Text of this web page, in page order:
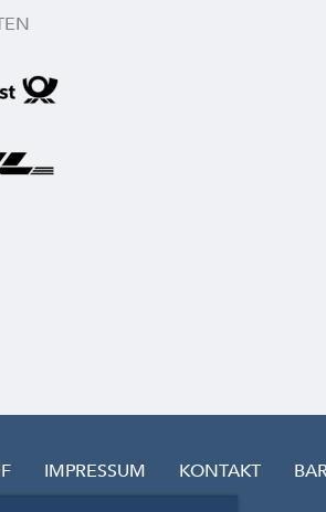
IMPRESSUM KONTAKT